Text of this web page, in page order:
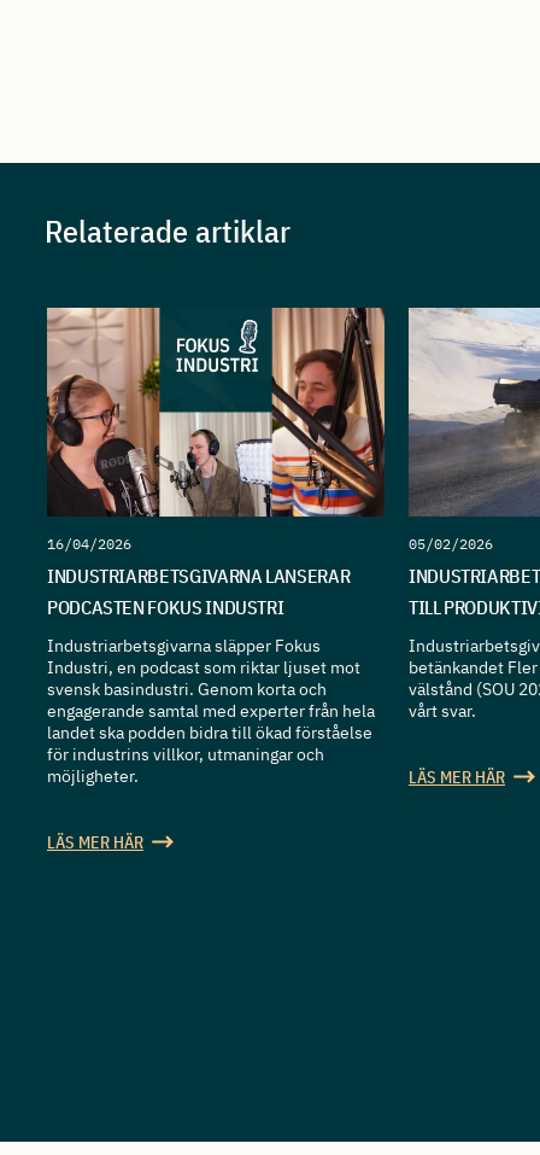
Relaterade artiklar
16/04/2026
INDUSTRIARBETSGIVARNA LANSERAR
PODCASTEN FOKUS INDUSTRI
Industriarbetsgivarna släpper Fokus
Industri, en podcast som riktar ljuset mot
svensk basindustri. Genom korta och
engagerande samtal med experter från hela
landet ska podden bidra till ökad förståelse
för industrins villkor, utmaningar och
möjligheter.
LÄS MER HÄR
05/02/2026
TILL
betänkandet
välstånd (SOU
vårt svar.
LÄS MER HÄR